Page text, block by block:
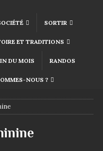
SORTIR
ET TRADITIONS
DU MOIS RANDOS
NOUS ?